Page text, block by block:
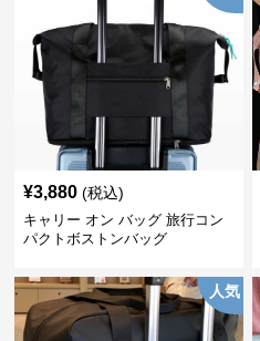
¥3,880 (税込)
キャリー オン バッグ 旅行コン
パクトボストンバッグ
人気